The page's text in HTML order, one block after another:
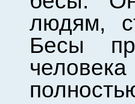
людям,
Бесы